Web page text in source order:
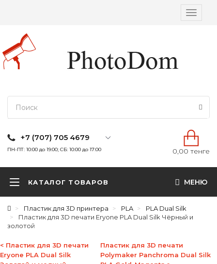
Вкл/
+7 (707) 705 4679
ПН-ПТ: 10:00 до 19:00; СБ: 10:00 до 17:00 0,00 тенге
КАТАЛОГ ТОВАРОВ МЕНЮ
Пластик для 3D принтера PLA
PLA Dual Silk
Пластик для 3D печати Eryone PLA Dual Silk Чёрный и
золотой
< Пластик для 3D печати
Eryone PLA Dual Silk
Пластик для 3D печати
Polymaker Panchroma Dual Silk